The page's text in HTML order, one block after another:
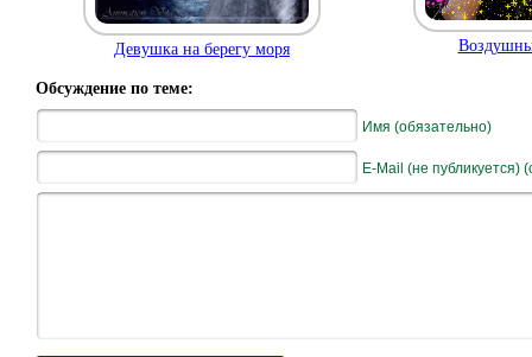
Девушка на берегу моря
Обсуждение по теме:
Имя (обязательно)
E-Mail (не публикуется)